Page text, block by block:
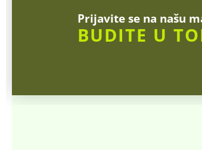
Prijavite se na našu
BUDITE U